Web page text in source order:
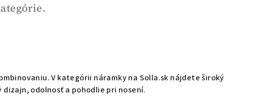
V kategórii náramky na Solla.sk nájdete široký
odolnosť a pohodlie pri nosení.